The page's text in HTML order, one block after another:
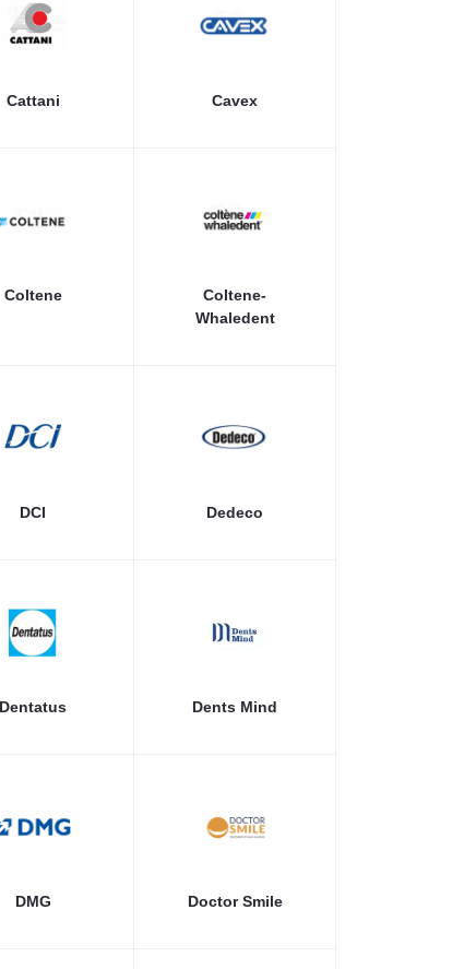
Cattani Cavex
Coltene
Coltene-
Whaledent
DCI Dedeco
Dentatus Dents Mind
DMG Doctor Smile